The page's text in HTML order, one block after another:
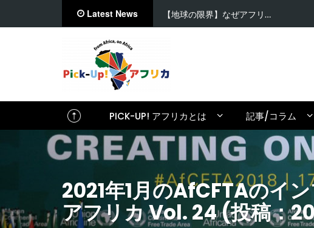
Latest News 【地球の限界】なぜアフリ…
PICK-UP! アフリカとは 記事/コラム
2021年1月のAfCFTAのイ
アフリカ Vol. 24 (投稿：